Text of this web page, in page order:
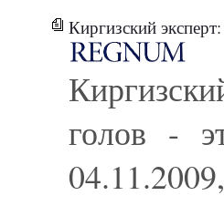
Киргизский эксперт:
голов -